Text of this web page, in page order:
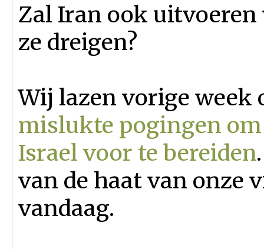
Zal Iran ook uitvoeren
ze dreigen?
Wij lazen vorige week
mislukte pogingen
Israel voor te bereiden
van de haat van onze
vandaag.